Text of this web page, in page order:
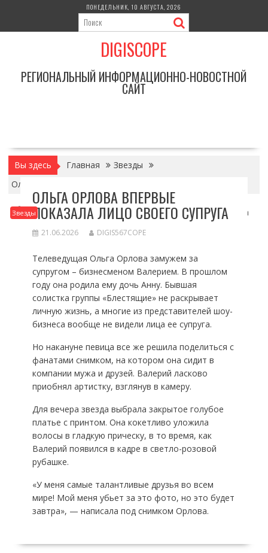
содержимому
ПОНЕДЕЛЬНИК, 10 АВГУСТА, 2026
DIGISCOPE
РЕГИОНАЛЬНЫЙ ИНФОРМАЦИОННО-НОВОСТНОЙ
САЙТ
Вы здесь Главная
Звезды
Ольга Орлова впервые показала лицо своего супруга
Звезды
ОЛЬГА ОРЛОВА ВПЕРВЫЕ
ПОКАЗАЛА ЛИЦО СВОЕГО СУПРУГА
21.06.2026 DIGIS567COPE
Телеведущая Ольга Орлова замужем за
супругом – бизнесменом Валерием. В прошлом
году она родила ему дочь Анну. Бывшая
солистка группы «Блестящие» не раскрывает
личную жизнь, а многие из представителей шоу-
бизнеса вообще не видели лица ее супруга.
Но накануне певица все же решила поделиться с
фанатами снимком, на котором она сидит в
компании мужа и друзей. Валерий ласково
приобнял артистку, взглянув в камеру.
Для вечера звезда выбрала закрытое голубое
платье с принтом. Она кокетливо уложила
волосы в гладкую прическу, в то время, как
Валерий появился в кадре в светло-розовой
рубашке.
«У меня самые талантливые друзья во всем
мире! Мой меня убьет за это фото, но это будет
завтра», — написала под снимком Орлова.